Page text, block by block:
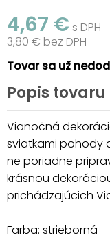
4,67 € s DPH
3,80 € bez DPH
Tovar sa už
Popis tovaru
Vianočná
sviatkami pohody
ne poriadne
krásnou
prichádzajúcich
Farba: strieborná